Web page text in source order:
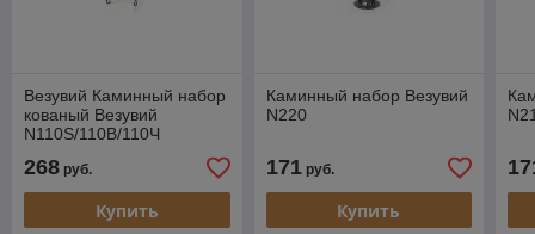
Везувий Каминный набор
кованый Везувий
N110S/110B/110Ч
268 руб.
Купить
Каминный набор Везувий
N220
171руб.
Купить